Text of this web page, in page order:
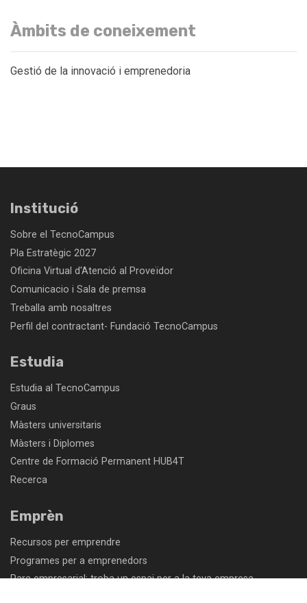
Àmbits de coneixement
Gestió de la innovació i emprenedoria
Institució
Sobre el TecnoCampus
Pla Estratègic 2027
Oficina Virtual d'Atenció al Proveïdor
Comunicacio i Sala de premsa
Treballa amb nosaltres
Perfil del contractant- Fundació TecnoCampus
Estudia
Estudia al TecnoCampus
Graus
Màsters universitaris
Màsters i Diplomes
Centre de Formació Permanent HUB4T
Recerca
Emprèn
Recursos per emprendre
Programes per a emprenedors
Parc empresarial: troba un espai per a la teva empresa